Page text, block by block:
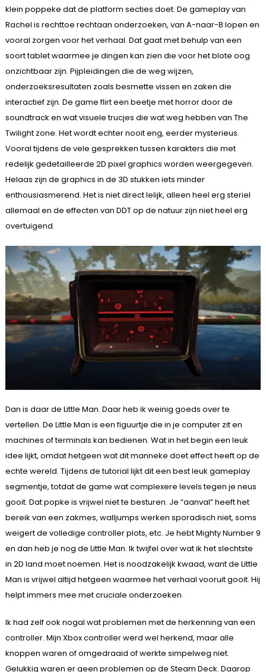
klein poppeke dat de platform secties doet. De gameplay van
Rachel is rechttoe rechtaan onderzoeken, van A-naar-B lopen en
vooral zorgen voor het verhaal. Dat gaat met behulp van een
soort tablet waarmee je dingen kan zien die voor het blote oog
onzichtbaar zijn. Pijpleidingen die de weg wijzen,
onderzoeksresultaten zoals besmette vissen en zaken die
interactief zijn. De game flirt een beetje met horror door de
soundtrack en wat visuele trucjes die wat weg hebben van The
Twilight zone. Het wordt echter nooit eng, eerder mysterieus.
Vooral tijdens de vele gesprekken tussen karakters die met
redelijk gedetailleerde 2D pixel graphics worden weergegeven.
Helaas zijn de graphics in de 3D stukken iets minder
enthousiasmerend. Het is niet direct lelijk, alleen heel erg steriel
allemaal en de effecten van DDT op de natuur zijn niet heel erg
overtuigend.
Dan is daar de Little Man. Daar heb ik weinig goeds over te
vertellen. De Little Man is een figuurtje die in je computer zit en
machines of terminals kan bedienen. Wat in het begin een leuk
idee lijkt, omdat hetgeen wat dit manneke doet effect heeft op de
echte wereld. Tijdens de tutorial lijkt dit een best leuk gameplay
segmentje, totdat de game wat complexere levels tegen je neus
gooit. Dat popke is vrijwel niet te besturen. Je “aanval” heeft het
bereik van een zakmes, walljumps werken sporadisch niet, soms
weigert de volledige controller plots, etc. Je hebt Mighty Number 9
en dan heb je nog de Little Man. Ik twijfel over wat ik het slechtste
in 2D land moet noemen. Het is noodzakelijk kwaad, want de Little
Man is vrijwel altijd hetgeen waarmee het verhaal vooruit gooit. Hij
helpt immers mee met cruciale onderzoeken.
Ik had zelf ook nogal wat problemen met de herkenning van een
controller. Mijn Xbox controller werd wel herkend, maar alle
knoppen waren of omgedraaid of werkte simpelweg niet.
Gelukkig waren er geen problemen op de Steam Deck. Daarop